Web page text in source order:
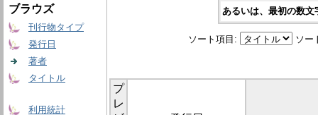
ブラウズ
刊行物タイプ
発行日
著者
タイトル
利用統計
あるいは、最初の数
ソート項目: ソー
プ
レ